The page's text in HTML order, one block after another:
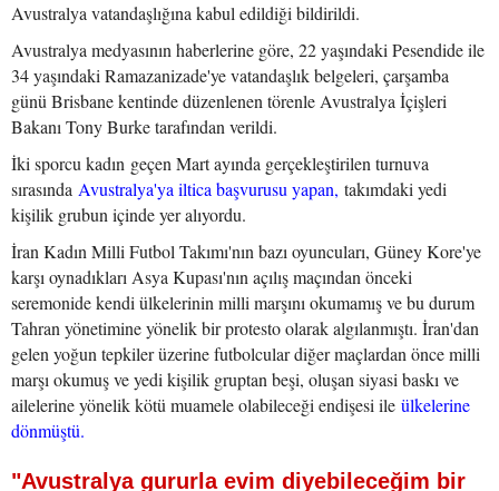
Avustralya vatandaşlığına kabul edildiği bildirildi.
Avustralya medyasının haberlerine göre, 22 yaşındaki Pesendide ile
34 yaşındaki Ramazanizade'ye vatandaşlık belgeleri, çarşamba
günü Brisbane kentinde düzenlenen törenle Avustralya İçişleri
Bakanı Tony Burke tarafından verildi.
İki sporcu kadın geçen Mart ayında gerçekleştirilen turnuva
sırasında Avustralya'ya iltica başvurusu yapan, takımdaki yedi
kişilik grubun içinde yer alıyordu.
İran Kadın Milli Futbol Takımı'nın bazı oyuncuları, Güney Kore'ye
karşı oynadıkları Asya Kupası'nın açılış maçından önceki
seremonide kendi ülkelerinin milli marşını okumamış ve bu durum
Tahran yönetimine yönelik bir protesto olarak algılanmıştı. İran'dan
gelen yoğun tepkiler üzerine futbolcular diğer maçlardan önce milli
marşı okumuş ve yedi kişilik gruptan beşi, oluşan siyasi baskı ve
ailelerine yönelik kötü muamele olabileceği endişesi ile ülkelerine
dönmüştü.
"Avustralya gururla evim diyebileceğim bir